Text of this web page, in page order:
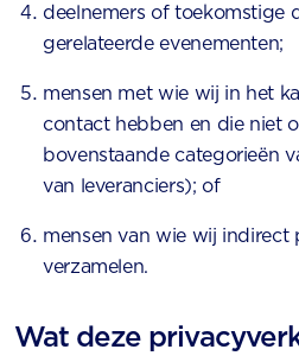
deelnemers of toekomstige
gerelateerde evenementen;
mensen met wie wij in het
contact hebben en die niet
bovenstaande categorieën
van leveranciers); of
mensen van wie wij indirect
verzamelen.
Wat deze